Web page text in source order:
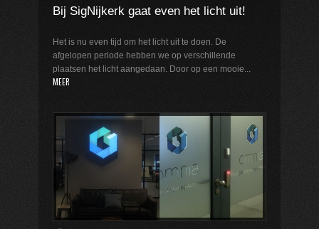
Bij SigNijkerk gaat even het licht uit!
Het is nu even tijd om het licht uit te doen. De
afgelopen periode hebben we op verschillende
plaatsen het licht aangedaan. Door op een mooie...
MEER